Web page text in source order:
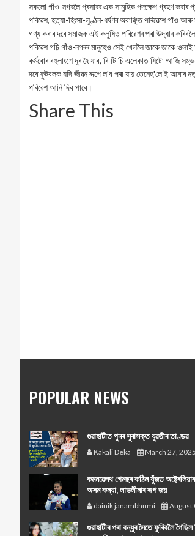
সকলো গাঁও-নগৰলৈ প্ৰসাৰৰ এক সামুহিক পদক্ষেপ গ্ৰহণ কৰাৰ
পৰিৱেশ, হত্যা-হিংসা-লুণ্ঠন-ধৰ্ষণৰ অবাঞ্ছিত পৰিৱেশে গাঁও
গণ্য কৰাৰ দৰে সমাজক এই কলুষিত পৰিৱেশৰ পৰা উদ্ধাৰ
পৰিৱেশ গঢ়ি গাঁও-নগৰৰ মানুহেও সেই খেললৈ জাকে জাকে
কর্মবোৰ বহুলাংশে দূৰ হৈ যাব, বি টি চি এলেকাত যিটো আজি
দৰে ফুটবলক যদি জীৱন ৰূপে ল'ব পৰা যায় তেনেহ'লে ই আমাৰ
পৰিৱেশ আনি দিব পাৰে।
Share This
POPULAR NEWS
গুৱাহাটীত পুনৰ সুৰাসক্ত যুৱতীৰ তাণ্ডৱ
Kakali Deka March 27, 2025
কমনৱেলথ গেমছৰ কঠিন যুঁজত
অসম কন্যা, লাভলীনাৰ ৰূপ জয়
dainik janambhumi August
গুৱাহাটীৰ পৰা বন্ধুৰ সৈতে ফুৰিবলৈ